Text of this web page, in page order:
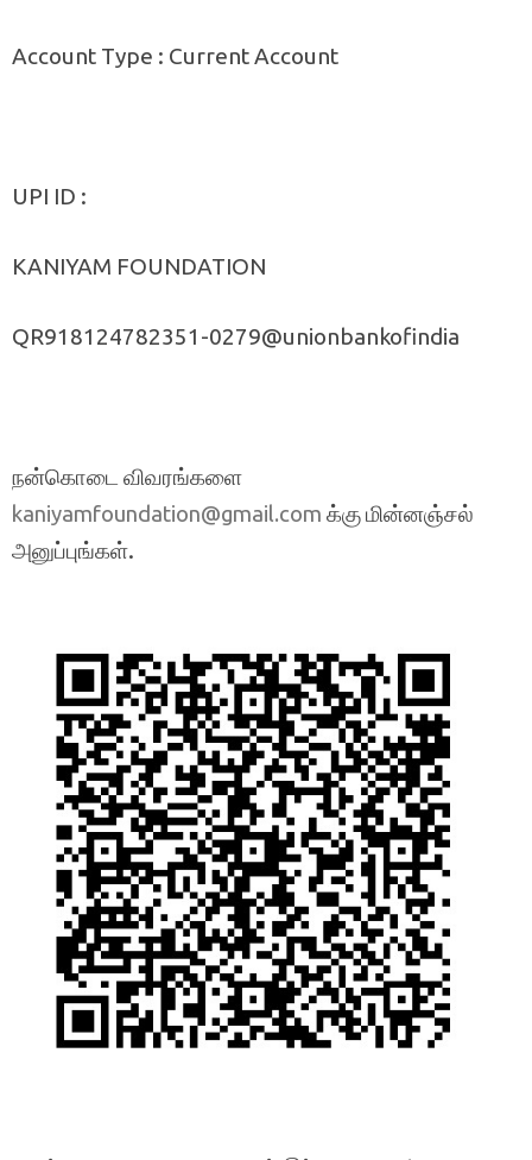
Account Type : Current Account
UPI ID :
KANIYAM FOUNDATION
QR918124782351-0279@unionbankofindia
நன்கொடை விவரங்களை
kaniyamfoundation@gmail.com க்கு மின்னஞ்சல்
அனுப்புங்கள்.